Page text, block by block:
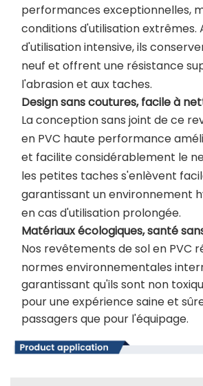
performances exceptionnelles,
conditions d'utilisation extrêmes.
d'utilisation intensive, ils
neuf et offrent une résistance
l'abrasion et aux taches.
Design sans coutures, facile à
La conception sans joint de ce
en PVC haute performance
et facilite considérablement le
les petites taches s'enlèvent
garantissant un environnement
en cas d'utilisation prolongée.
Matériaux écologiques, santé
Nos revêtements de sol en PVC
normes environnementales
garantissant qu'ils sont non
pour une expérience saine et
passagers que pour l'équipage.